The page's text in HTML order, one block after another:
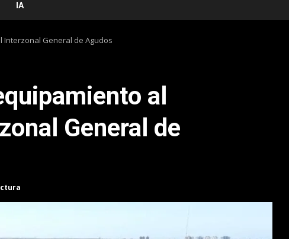
IA
Interzonal General de Agudos
al
General de